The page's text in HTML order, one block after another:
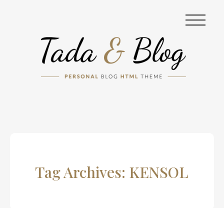
|||
Tag Archives: KENSOL